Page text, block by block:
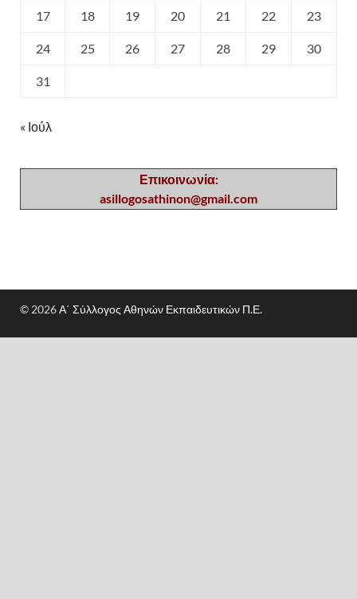
17 18 19 20 21 22 23
24 25 26 27 28 29 30
31
« Ιούλ
Επικοινωνία:
asillogosathinon@gmail.com
© 2026Α΄ Σύλλογος Αθηνών Εκπαιδευτικών Π.Ε.